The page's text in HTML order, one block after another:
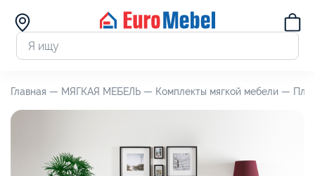
Главная — МЯГКАЯ МЕБЕЛЬ — Комплекты мягкой мебели —